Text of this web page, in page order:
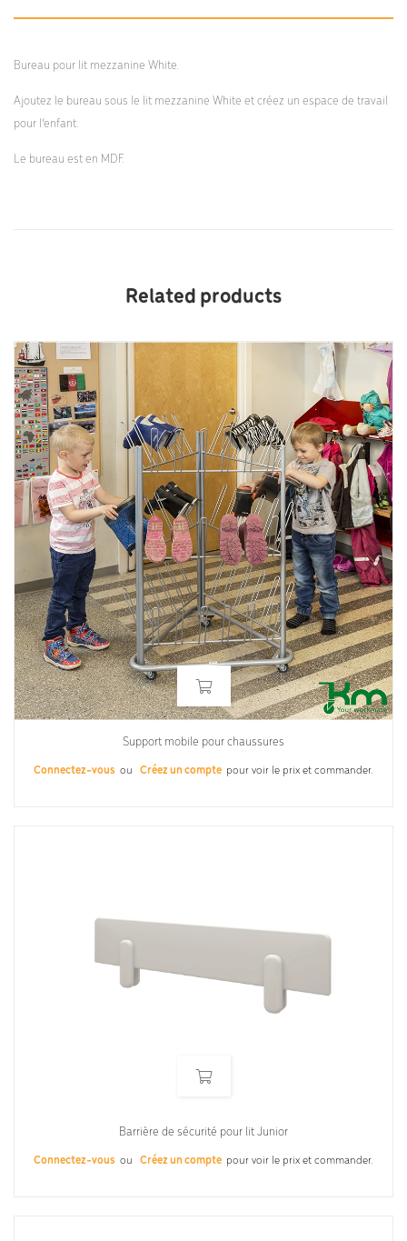
Bureau pour lit mezzanine White.
Ajoutez le bureau sous le lit mezzanine White et créez un espace de travail
pour l’enfant.
Le bureau est en MDF.
Related products
Support mobile pour chaussures
Connectez-vous ou Créez un compte pour voir le prix et commander.
Barrière de sécurité pour lit Junior
Connectez-vous ou Créez un compte pour voir le prix et commander.